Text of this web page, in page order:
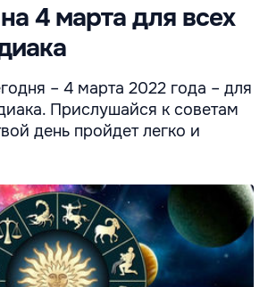
4 марта для всех
– 4 марта 2022 года – для
Прислушайся к советам
день пройдет легко и